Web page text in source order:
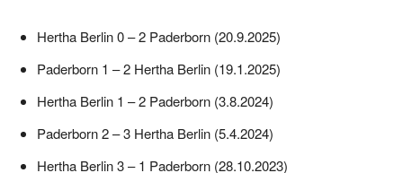
Hertha Berlin 0 – 2 Paderborn (20.9.2025)
Paderborn 1 – 2 Hertha Berlin (19.1.2025)
Hertha Berlin 1 – 2 Paderborn (3.8.2024)
Paderborn 2 – 3 Hertha Berlin (5.4.2024)
Hertha Berlin 3 – 1 Paderborn (28.10.2023)